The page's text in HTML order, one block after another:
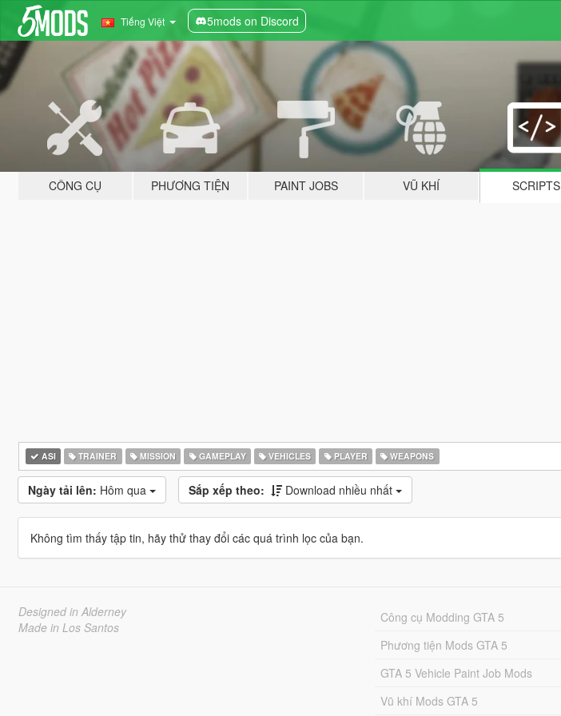
Tiếng Việt 5mods on Discord
CÔNG CỤ PHƯƠNG TIỆN PAINT JOBS VŨ KHÍ SCRIPTS
ASI TRAINER MISSION GAMEPLAY VEHICLES PLAYER WEAPONS
Ngày tải lên: Hôm qua Sắp xếp theo: Download nhiều nhất
Không tìm thấy tập tin, hãy thử thay đổi các quá trình lọc của bạn.
Designed in Alderney
Made in Los Santos
Công cụ Modding GTA 5
Phương tiện Mods GTA 5
GTA 5 Vehicle Paint Job Mods
Vũ khí Mods GTA 5